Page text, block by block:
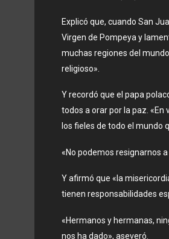
Explicó que, cuando San
Virgen de Pompeya y
muchas regiones del
religioso».
Y recordó que el papa
todos a orar por la paz.
los fieles de todo el mundo
«No podemos resignarnos
Y afirmó que «la
tienen responsabilidades
«Hermanos y hermanas,
nos ha dado», aseveró.